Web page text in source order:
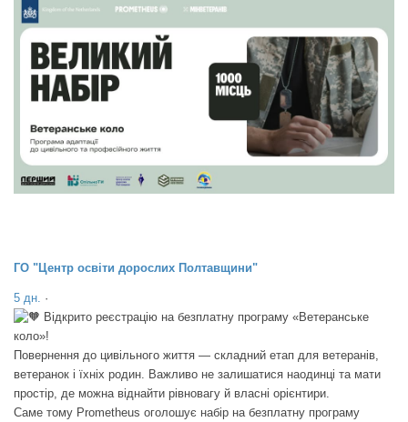
ГО "Центр освіти дорослих Полтавщини"
5 дн. ·
Відкрито реєстрацію на безплатну програму «Ветеранське
коло»!
Повернення до цивільного життя — складний етап для ветеранів,
ветеранок і їхніх родин. Важливо не залишатися наодинці та мати
простір, де можна віднайти рівновагу й власні орієнтири.
Саме тому Prometheus оголошує набір на безплатну програму